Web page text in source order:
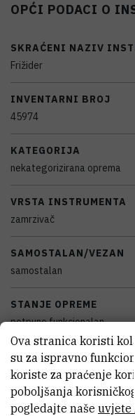
OPĆI PODACI O
SKRAĆENI NAZIV
Frižider
INVENTARNI BROJ
45974
KATEGORIJA
nekategorizirana oprema
VRSTA INSTRUMENTA
zamrzivač
SAMOSTALAN/VEZAN
samostalan
STANJE OPREME
potpuno funkcionalan
DISCIPLINE
Biologija , Kemija
GODINA PROIZVODNJE
Ova stranica koristi
su za ispravno
koriste za praćenje
poboljšanja
pogledajte naše uvjete